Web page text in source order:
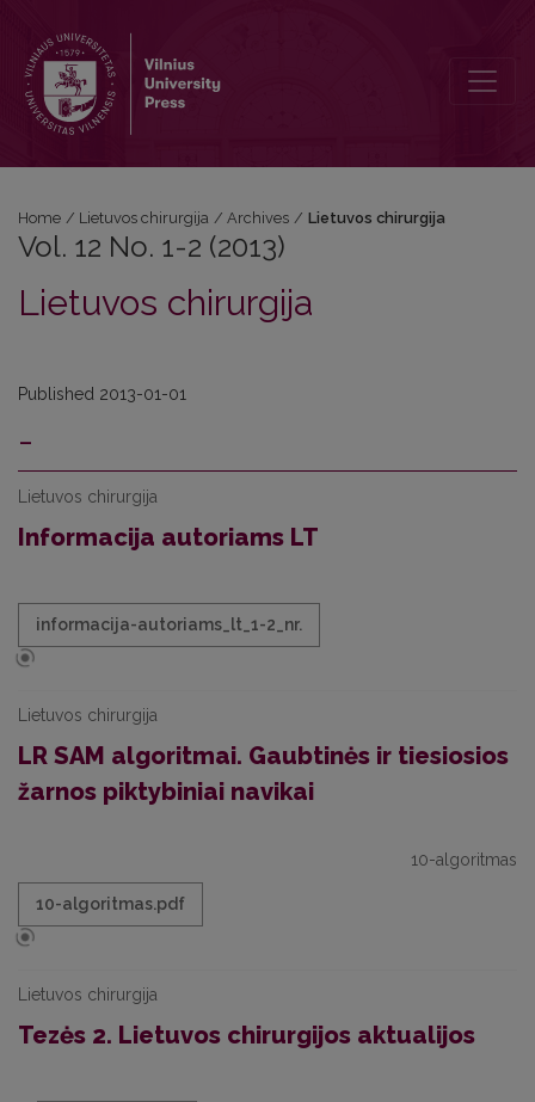
Home / Lietuvos chirurgija / Archives / Lietuvos chirurgija
Vol. 12 No. 1-2 (2013)
Lietuvos chirurgija
Published 2013-01-01
-
Lietuvos chirurgija
Informacija autoriams LT
informacija-autoriams_lt_1-2_nr.
Lietuvos chirurgija
LR SAM algoritmai. Gaubtinės ir tiesiosios
žarnos piktybiniai navikai
10-algoritmas
10-algoritmas.pdf
Lietuvos chirurgija
Tezės 2. Lietuvos chirurgijos aktualijos